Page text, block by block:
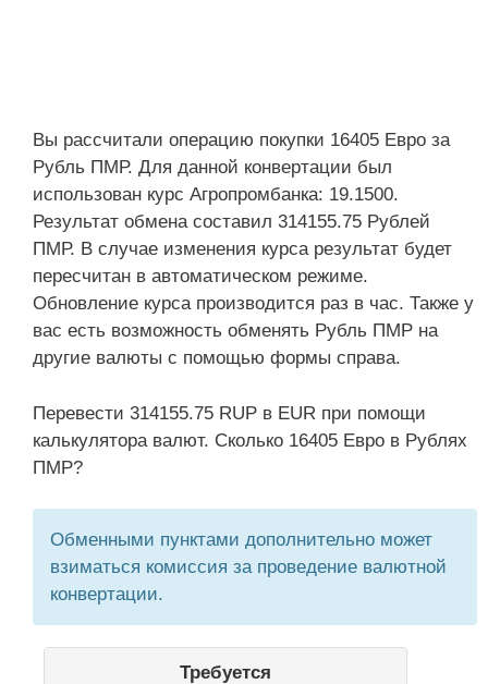
Вы рассчитали операцию покупки 16405 Евро за
Рубль ПМР. Для данной конвертации был
использован курс Агропромбанка: 19.1500.
Результат обмена составил 314155.75 Рублей
ПМР. В случае изменения курса результат будет
пересчитан в автоматическом режиме.
Обновление курса производится раз в час. Также у
вас есть возможность обменять Рубль ПМР на
другие валюты с помощью формы справа.
Перевести 314155.75 RUP в EUR при помощи
калькулятора валют. Сколько 16405 Евро в Рублях
ПМР?
Обменными пунктами дополнительно может
взиматься комиссия за проведение валютной
конвертации.
Требуется